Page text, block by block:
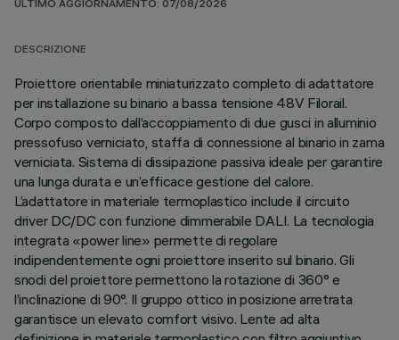
ULTIMO AGGIORNAMENTO: 07/08/2026
DESCRIZIONE
Proiettore orientabile miniaturizzato completo di adattatore
per installazione su binario a bassa tensione 48V Filorail.
Corpo composto dall’accoppiamento di due gusci in alluminio
pressofuso verniciato, staffa di connessione al binario in zama
verniciata. Sistema di dissipazione passiva ideale per garantire
una lunga durata e un’efficace gestione del calore.
L’adattatore in materiale termoplastico include il circuito
driver DC/DC con funzione dimmerabile DALI. La tecnologia
integrata «power line» permette di regolare
indipendentemente ogni proiettore inserito sul binario. Gli
snodi del proiettore permettono la rotazione di 360° e
l’inclinazione di 90°. Il gruppo ottico in posizione arretrata
garantisce un elevato comfort visivo. Lente ad alta